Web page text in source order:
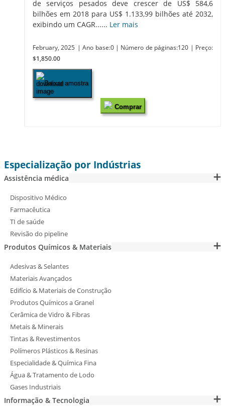
de serviços pesados ​​deve crescer de US$ 584,6
bilhões em 2018 para US$ 1.133,99 bilhões até 2032,
exibindo um CAGR...... Ler mais
February, 2025 | Ano base:0 | Número de páginas:120 | Preço:
$1,850.00
Baixar amostra
Comprar
Especialização por Indústrias
Assistência médica
Dispositivo Médico
Farmacêutica
TI de saúde
Revisão do pipeline
Produtos Químicos & Materiais
Adesivas & Selantes
Materiais Avançados
Edifício & Materiais de Construção
Produtos Químicos a Granel
Cerâmica de Vidro & Fibras
Metais & Minerais
Tintas & Revestimentos
Polímeros Plásticos & Resinas
Especialidade & Química Fina
Água & Tratamento de Lodo
Gases Industriais
Informação & Tecnologia